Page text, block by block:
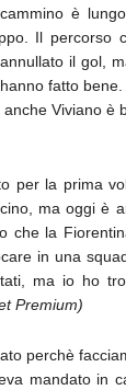
è
Il percorso
il gol,
fatto
Viviano è
per la prima
ma oggi è
che la
in una
ma io ho
Premium)
perchè
mandato in